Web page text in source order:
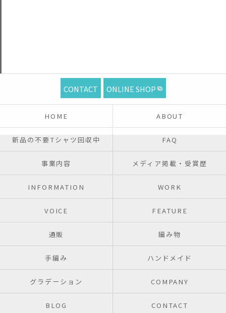
CONTACT ONLINE SHOP
HOME ABOUT
新品の不要Tシャツ回収中 FAQ
事業内容 メディア掲載・受賞歴
INFORMATION WORK
VOICE FEATURE
通販 編み物
手編み ハンドメイド
グラデーション COMPANY
BLOG CONTACT